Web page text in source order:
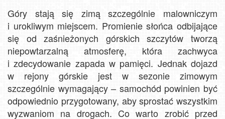
Góry stają się zimą szczególnie malowniczym
i urokliwym miejscem. Promienie słońca odbijające
się od zaśnieżonych górskich szczytów tworzą
niepowtarzalną atmosferę, która zachwyca
i zdecydowanie zapada w pamięci. Jednak dojazd
w rejony górskie jest w sezonie zimowym
szczególnie wymagający – samochód powinien być
odpowiednio przygotowany, aby sprostać wszystkim
wyzwaniom na drogach. Co warto zrobić przed